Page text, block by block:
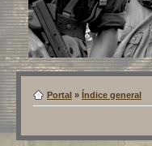
Portal » Índice general